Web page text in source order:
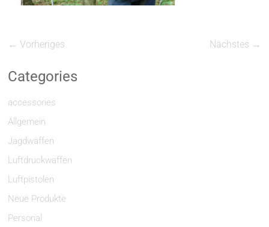
← Vorheriges Nächstes →
Categories
accessories
Allgemein
Jagdwaffen
Luftdruckwaffen
Luftpistolen
Neue Produkte
Personal